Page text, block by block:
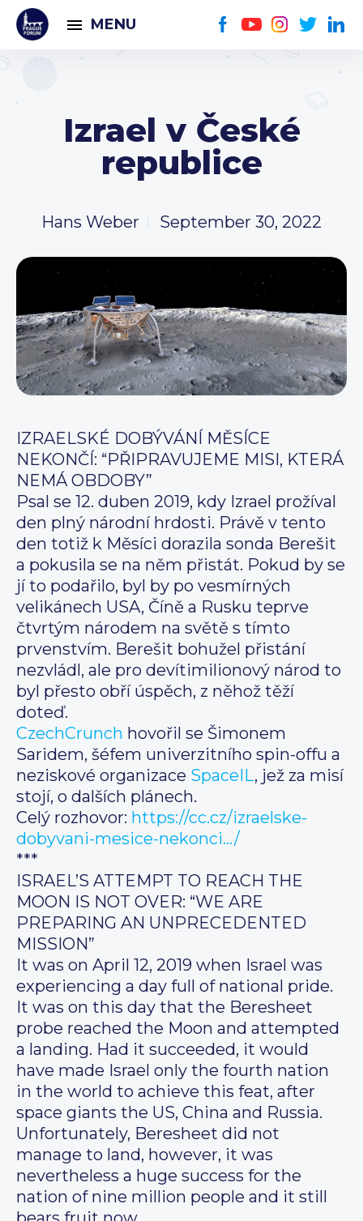
MENU
Izrael v České
republice
Hans Weber September 30, 2022
IZRAELSKÉ DOBÝVÁNÍ MĚSÍCE
NEKONČÍ: “PŘIPRAVUJEME MISI, KTERÁ
NEMÁ OBDOBY”
Psal se 12. duben 2019, kdy Izrael prožíval
den plný národní hrdosti. Právě v tento
den totiž k Měsíci dorazila sonda Berešit
a pokusila se na něm přistát. Pokud by se
jí to podařilo, byl by po vesmírných
velikánech USA, Číně a Rusku teprve
čtvrtým národem na světě s tímto
prvenstvím. Berešit bohužel přistání
nezvládl, ale pro devítimilionový národ to
byl přesto obří úspěch, z něhož těží
doteď.
CzechCrunch hovořil se Šimonem
Saridem, šéfem univerzitního spin-offu a
neziskové organizace SpaceIL, jež za misí
stojí, o dalších plánech.
Celý rozhovor: https://cc.cz/izraelske-
dobyvani-mesice-nekonci…/
***
ISRAEL’S ATTEMPT TO REACH THE
MOON IS NOT OVER: “WE ARE
PREPARING AN UNPRECEDENTED
MISSION”
It was on April 12, 2019 when Israel was
experiencing a day full of national pride.
It was on this day that the Beresheet
probe reached the Moon and attempted
a landing. Had it succeeded, it would
have made Israel only the fourth nation
in the world to achieve this feat, after
space giants the US, China and Russia.
Unfortunately, Beresheet did not
manage to land, however, it was
nevertheless a huge success for the
nation of nine million people and it still